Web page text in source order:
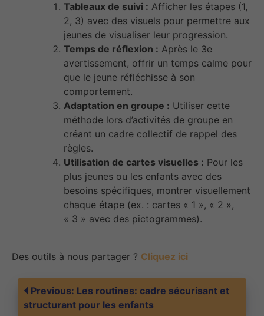
Tableaux de suivi : Afficher les étapes (1,
2, 3) avec des visuels pour permettre aux
jeunes de visualiser leur progression.
Temps de réflexion : Après le 3e
avertissement, offrir un temps calme pour
que le jeune réfléchisse à son
comportement.
Adaptation en groupe : Utiliser cette
méthode lors d’activités de groupe en
créant un cadre collectif de rappel des
règles.
Utilisation de cartes visuelles : Pour les
plus jeunes ou les enfants avec des
besoins spécifiques, montrer visuellement
chaque étape (ex. : cartes « 1 », « 2 »,
« 3 » avec des pictogrammes).
Des outils à nous partager ? Cliquez ici
Navigation
Previous: Les routines: cadre sécurisant et
structurant pour les enfants